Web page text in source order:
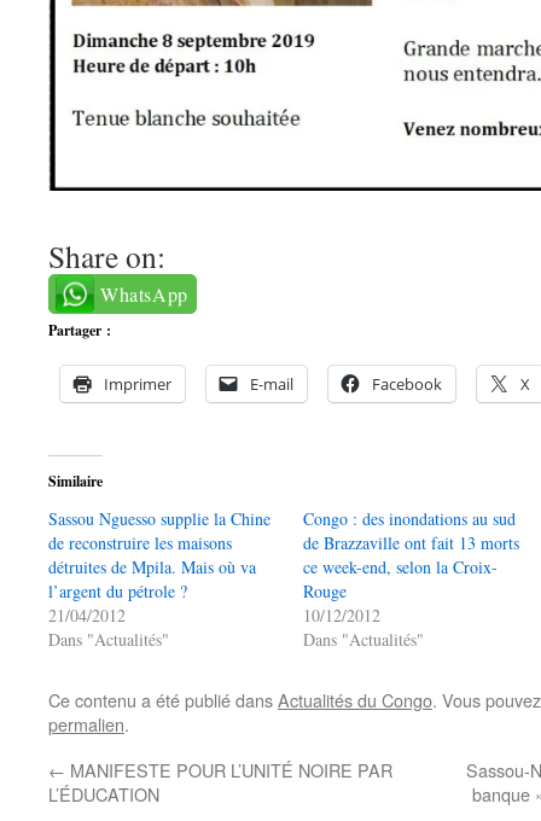
Share on:
WhatsApp
Partager :
Imprimer E-mail Facebook X
Similaire
Sassou Nguesso supplie la Chine
de reconstruire les maisons
détruites de Mpila. Mais où va
l’argent du pétrole ?
21/04/2012
Dans "Actualités"
Congo : des inondations au sud
de Brazzaville ont fait 13 morts
ce week-end, selon la Croix-
Rouge
10/12/2012
Dans "Actualités"
Ce contenu a été publié dansActualités du Congo. Vous
permalien.
← MANIFESTE POUR L’UNITÉ NOIRE PAR
L’ÉDUCATION
Sassou-
banque